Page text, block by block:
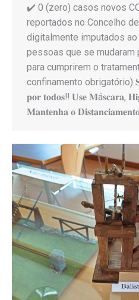
✔️ 0 (zero) casos novos
reportados no Concelho
digitalmente imputados
pessoas que se mudaram
para cumprirem o
confinamento obrigatório)
𝐩𝐨𝐫 𝐭𝐨𝐝𝐨𝐬‼️ 𝐔𝐬𝐞 𝐌á𝐬𝐜𝐚𝐫𝐚,
𝐌𝐚𝐧𝐭𝐞𝐧𝐡𝐚 𝐨 𝐃𝐢𝐬𝐭𝐚𝐧𝐜𝐢𝐚𝐦𝐞𝐧𝐭𝐨